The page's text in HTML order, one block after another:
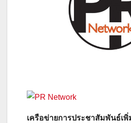
เครือข่ายการประชาสัมพันธ์เพิ่